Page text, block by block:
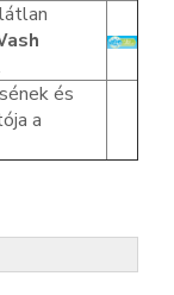
és
a